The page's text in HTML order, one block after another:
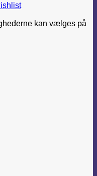
kan vælges på